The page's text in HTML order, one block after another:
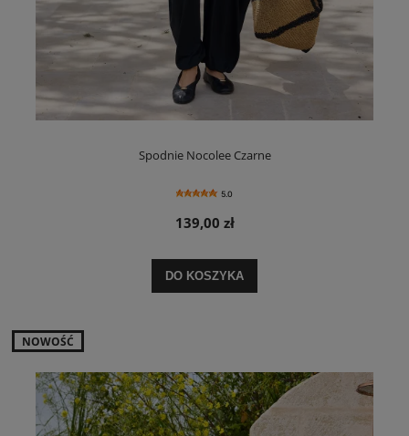
Spodnie Nocolee Czarne
5.0
139,00 zł
DO KOSZYKA
NOWOŚĆ